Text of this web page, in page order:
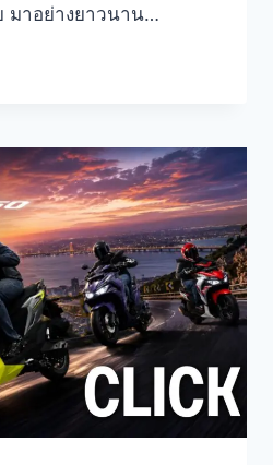
มาอย่างยาวนาน…